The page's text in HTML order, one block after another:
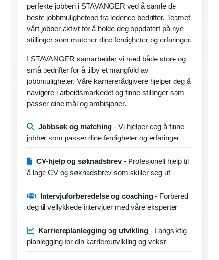
perfekte jobben i STAVANGER ved å samle de
beste jobbmulighetene fra ledende bedrifter. Teamet
vårt jobber aktivt for å holde deg oppdatert på nye
stillinger som matcher dine ferdigheter og erfaringer.
I STAVANGER samarbeider vi med både store og
små bedrifter for å tilby et mangfold av
jobbmuligheter. Våre karriererådgivere hjelper deg å
navigere i arbeidsmarkedet og finne stillinger som
passer dine mål og ambisjoner.
Jobbsøk og matching - Vi hjelper deg å finne
jobber som passer dine ferdigheter og erfaringer
CV-hjelp og søknadsbrev- Profesjonell hjelp til
å lage CV og søknadsbrev som skiller seg ut
Intervjuforberedelse og coaching - Forbered
deg til vellykkede intervjuer med våre eksperter
Karriereplanlegging og utvikling - Langsiktig
planlegging for din karriereutvikling og vekst